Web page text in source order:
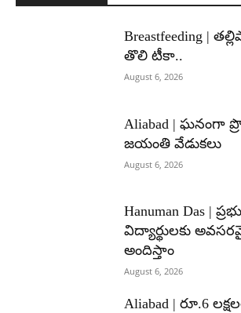
Breastfeeding |
తొలి టీకా..
August 6, 2026
Aliabad | ఘనంగా
జయంతి వేడుకలు
August 6, 2026
Hanuman Das |
విద్యార్థులకు
అందిస్తాం
August 6, 2026
Aliabad | రూ.6